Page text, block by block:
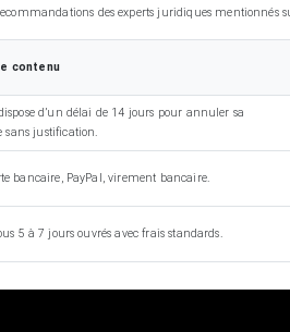
des experts juridiques mentionnés
contenu
d’un délai de 14 jours pour annuler sa
justification.
bancaire, PayPal, virement bancaire.
5 à 7 jours ouvrés avec frais standards.